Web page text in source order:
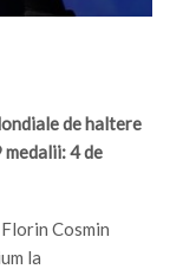
de haltere
4 de
Cosmin
la